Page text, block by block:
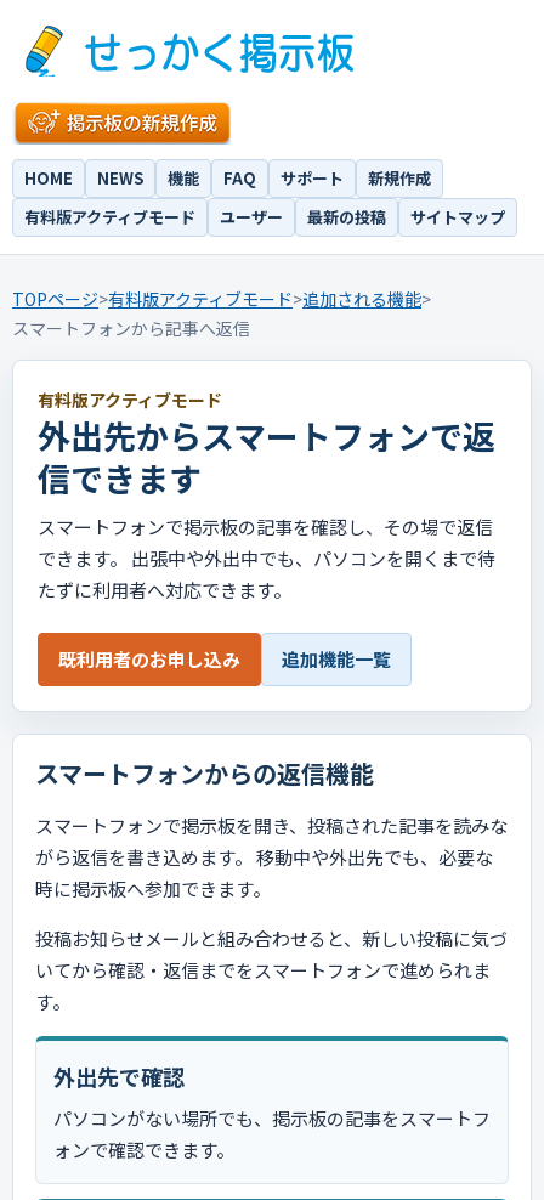
HOME NEWS 機能 FAQ サポート
新規作成
有料版アクティブモード
ユーザー 最新の投稿 サイトマップ
TOPページ>有料版アクティブモード>追加される機能>
スマートフォンから記事へ返信
有料版アクティブモード
外出先からスマートフォンで返
信できます
スマートフォンで掲示板の記事を確認し、その場で返信
できます。 出張中や外出中でも、パソコンを開くまで待
たずに利用者へ対応できます。
既利用者のお申し込み 追加機能一覧
スマートフォンからの返信機能
スマートフォンで掲示板を開き、投稿された記事を読みな
がら返信を書き込めます。 移動中や外出先でも、必要な
時に掲示板へ参加できます。
投稿お知らせメールと組み合わせると、新しい投稿に気づ
いてから確認・返信までをスマートフォンで進められま
す。
外出先で確認
パソコンがない場所でも、掲示板の記事をスマートフ
ォンで確認できます。